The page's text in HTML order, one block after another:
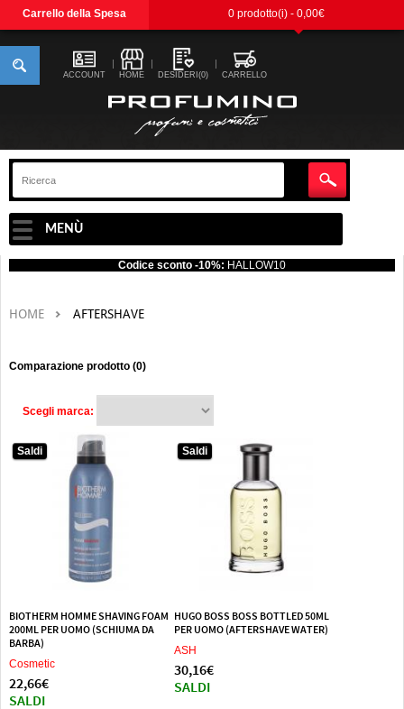
Carrello della Spesa 0 prodotto(i) - 0,00€
ACCOUNT HOME DESIDERI(0) CARRELLO
MENÙ
Codice sconto -10%: HALLOW10
HOME AFTERSHAVE
Comparazione prodotto (0)
Scegli marca:
Saldi
BIOTHERM HOMME SHAVING FOAM
200ML PER UOMO (SCHIUMA DA
BARBA)
Cosmetic
22,66€
SALDI
Saldi
HUGO BOSS BOSS BOTTLED 50ML
PER UOMO (AFTERSHAVE WATER)
ASH
30,16€
SALDI